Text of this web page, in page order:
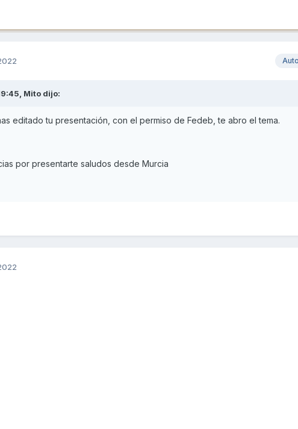
Mito dijo:
editado tu presentación, con el permiso de Fedeb, te abro el tema.
por presentarte saludos desde Murcia